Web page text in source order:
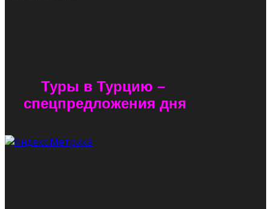
Туры в Турцию –
спецпредложения дня